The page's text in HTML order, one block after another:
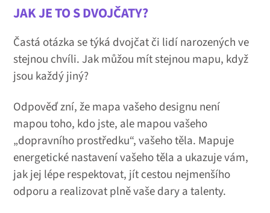
JAK JE TO S DVOJČATY?
Častá otázka se týká dvojčat či lidí narozených ve
stejnou chvíli. Jak můžou mít stejnou mapu, když
jsou každý jiný?
Odpověď zní, že mapa vašeho designu není
mapou toho, kdo jste, ale mapou vašeho
„dopravního prostředku“, vašeho těla. Mapuje
energetické nastavení vašeho těla a ukazuje vám,
jak jej lépe respektovat, jít cestou nejmenšího
odporu a realizovat plně vaše dary a talenty.